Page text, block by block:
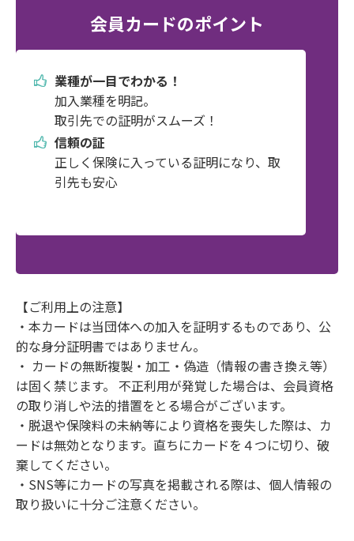
会員カードのポイント
業種が一目でわかる！
加入業種を明記。
取引先での証明がスムーズ！
信頼の証
正しく保険に入っている証明になり、取
引先も安心
【ご利用上の注意】
・本カードは当団体への加入を証明するものであり、公
的な身分証明書ではありません。
・ カードの無断複製・加工・偽造（情報の書き換え等）
は固く禁じます。 不正利用が発覚した場合は、会員資格
の取り消しや法的措置をとる場合がございます。
・脱退や保険料の未納等により資格を喪失した際は、カ
ードは無効となります。直ちにカードを４つに切り、破
棄してください。
・SNS等にカードの写真を掲載される際は、個人情報の
取り扱いに十分ご注意ください。